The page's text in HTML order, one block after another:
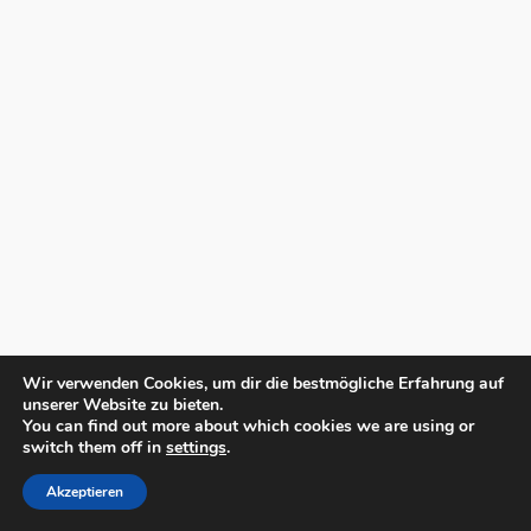
Wir verwenden Cookies, um dir die bestmögliche Erfahrung auf
unserer Website zu bieten.
You can find out more about which cookies we are using or
switch them off in settings.
Akzeptieren